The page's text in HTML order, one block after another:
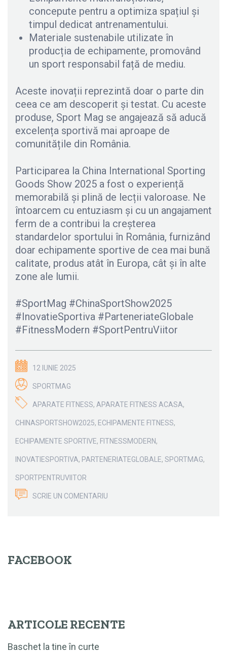
concepute pentru a optimiza spațiul și
timpul dedicat antrenamentului.
Materiale sustenabile utilizate în
producția de echipamente, promovând
un sport responsabil față de mediu.
Aceste inovații reprezintă doar o parte din
ceea ce am descoperit și testat. Cu aceste
produse, Sport Mag se angajează să aducă
excelența sportivă mai aproape de
comunitățile din România.
Participarea la China International Sporting
Goods Show 2025 a fost o experiență
memorabilă și plină de lecții valoroase. Ne
întoarcem cu entuziasm și cu un angajament
ferm de a contribui la creșterea
standardelor sportului în România, furnizând
doar echipamente sportive de cea mai bună
calitate, produs atât în Europa, cât și în alte
zone ale lumii.
#SportMag #ChinaSportShow2025
#InovatieSportiva #ParteneriateGlobale
#FitnessModern #SportPentruViitor
12 IUNIE 2025
SPORTMAG
APARATE FITNESS, APARATE FITNESS ACASA,
CHINASPORTSHOW2025, ECHIPAMENTE FITNESS,
ECHIPAMENTE SPORTIVE, FITNESSMODERN,
INOVATIESPORTIVA, PARTENERIATEGLOBALE, SPORTMAG,
SPORTPENTRUVIITOR
SCRIE UN COMENTARIU
FACEBOOK
ARTICOLE RECENTE
Baschet la tine în curte